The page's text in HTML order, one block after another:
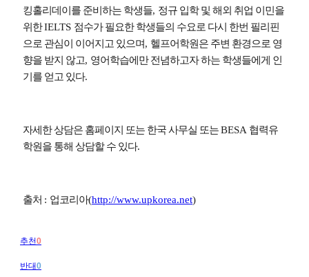
킹홀리데이를 준비하는 학생들, 정규 입학 및 해외 취업 이민을
위한IELTS 점수가 필요한 학생들의 수요로 다시 한번 필리핀
으로 관심이 이어지고 있으며, 헬프어학원은 주변 환경으로 영
향을 받지 않고, 영어학습에만 전념하고자 하는 학생들에게 인
기를 얻고 있다.
자세한 상담은 홈페이지 또는 한국 사무실 또는BESA 협력유
학원을 통해 상담할 수 있다.
출처 : 업코리아(http://www.upkorea.net)
추천0
반대0